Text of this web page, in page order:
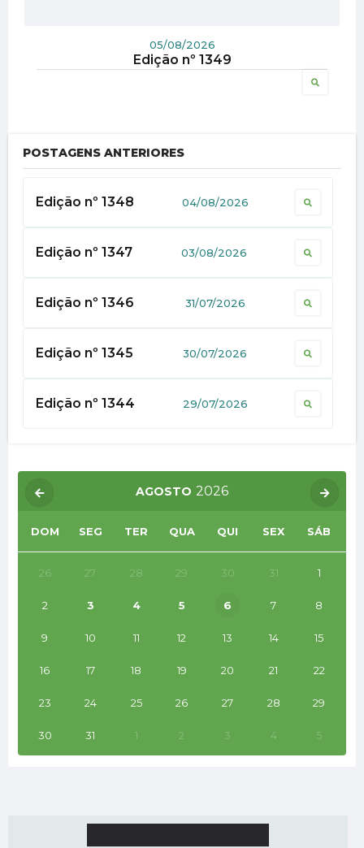
AGOSTO 2026
DOM SEG TER QUA QUI SEX SÁB
26 27 28 29 30 31 1
2 3 4 5 6 7 8
9 10 11 12 13 14 15
16 17 18 19 20 21 22
23 24 25 26 27 28 29
30 31 1 2 3 4 5
Edição nº 1349
05/08/2026
POSTAGENS ANTERIORES
Edição nº 1348 04/08/2026
Edição nº 1347 03/08/2026
Edição nº 1346 31/07/2026
Edição nº 1345 30/07/2026
Edição nº 1344 29/07/2026